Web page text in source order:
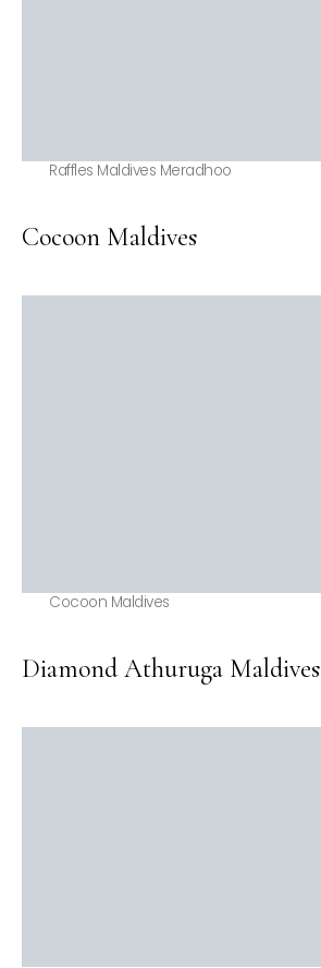
Raffles Maldives Meradhoo
Cocoon Maldives
Cocoon Maldives
Diamond Athuruga Maldives